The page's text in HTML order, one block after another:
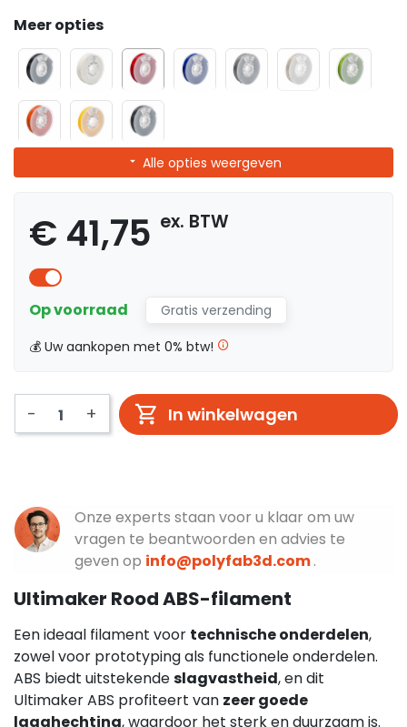
Meer opties
Alle opties weergeven
€ 41,75 ex. BTW
Op voorraad
Gratis verzending
💰 Uw aankopen met 0% btw!
- + In winkelwagen
Onze experts staan voor u klaar om uw
vragen te beantwoorden en advies te
geven op info@polyfab3d.com.
Ultimaker Rood ABS-filament
Een ideaal filament voor technische onderdelen,
zowel voor prototyping als functionele onderdelen.
ABS biedt uitstekendeslagvastheid, en dit
Ultimaker ABS profiteert van zeer goede
laaghechting, waardoor het sterk en duurzaam is.